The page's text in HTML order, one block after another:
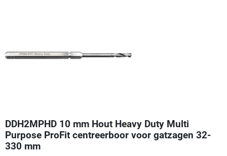
DDH2MPHD 10 mm Hout Heavy Duty Multi
Purpose ProFit centreerboor voor gatzagen 32-
330 mm